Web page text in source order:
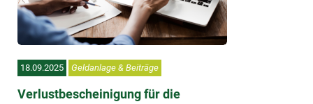
18.09.2025 Geldanlage & Beiträge
Verlustbescheinigung für die